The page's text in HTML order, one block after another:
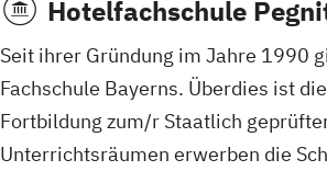
Hotelfachschule
Seit ihrer Gründung im Jahre 1990
Fachschule Bayerns. Überdies ist
Fortbildung zum/r Staatlich
Unterrichtsräumen erwerben die